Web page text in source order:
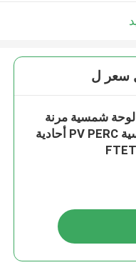
سعر ل
200W ETFE لوحة شمسية مرنة
للطاقة الشمسية PV PERC أحادية